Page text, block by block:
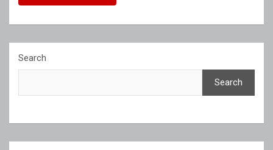
Search
Search